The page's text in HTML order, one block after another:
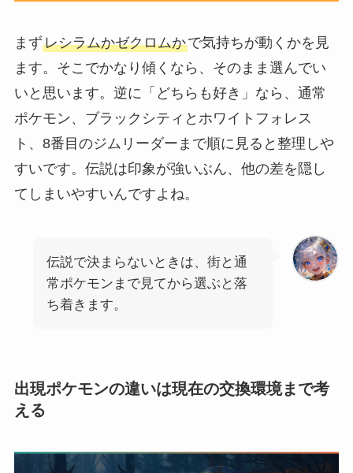
まずレシラムかゼクロムかで気持ちが動くかを見
ます。そこでかなり傾くなら、そのまま選んでい
いと思います。逆に「どちらも好き」なら、通常
ポケモン、ブラックシティとホワイトフォレス
ト、8番目のジムリーダーまで順に見ると整理しや
すいです。伝説は印象が強いぶん、他の差を隠し
てしまいやすいんですよね。
伝説で決まらないときは、街と通
常ポケモンまで見てから選ぶと落
ち着きます。
出現ポケモンの違いは現在の交換環境まで考
える